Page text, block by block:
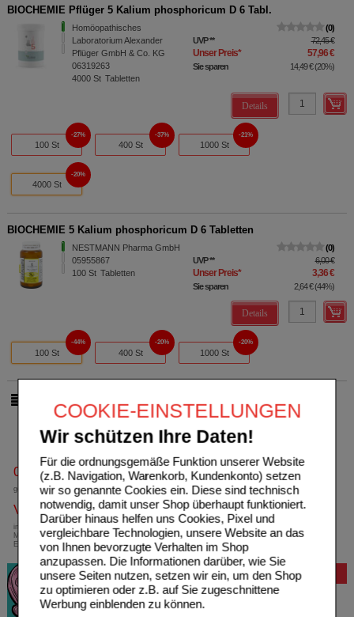
COOKIE-EINSTELLUNGEN
Wir schützen Ihre Daten!
Für die ordnungsgemäße Funktion unserer Website
(z.B. Navigation, Warenkorb, Kundenkonto) setzen
wir so genannte Cookies ein. Diese sind technisch
notwendig, damit unser Shop überhaupt funktioniert.
Darüber hinaus helfen uns Cookies, Pixel und
vergleichbare Technologien, unsere Website an das
von Ihnen bevorzugte Verhalten im Shop
anzupassen. Die Informationen darüber, wie Sie
unsere Seiten nutzen, setzen wir ein, um den Shop
zu optimieren oder z.B. auf Sie zugeschnittene
Werbung einblenden zu können.
BIOCHEMIE Pflüger 5 Kalium phosphoricum D 6 Tabl.
Homöopathisches
Laboratorium Alexander
Pflüger GmbH & Co. KG
06319263
4000 St Tabletten
0
UVP** 72,45 €
Unser Preis* 57,96 €
Sie sparen 14,49 €(20%)
Details
100 St
27%
400 St
37%
1000 St
21%
4000 St
20%
BIOCHEMIE 5 Kalium phosphoricum D 6 Tabletten
NESTMANN Pharma GmbH
05955867
100 St Tabletten
0
UVP** 6,00 €
Unser Preis* 3,36 €
Sie sparen 2,64 €(44%)
Details
100 St
44%
400 St
20%
1000 St
20%
0800-10 11 422
gebührenfreie Rufnummer
Versandkostenfrei
innerhalb Deutschlands bei einem
Mindestbestellwert von 13,99 Euro oder bei
Einsendung eines Kassenrezeptes
Bewertung